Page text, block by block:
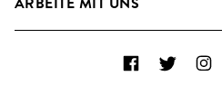
Kontakt
A&R - Demo-Einsendungen
FacebookTwitter